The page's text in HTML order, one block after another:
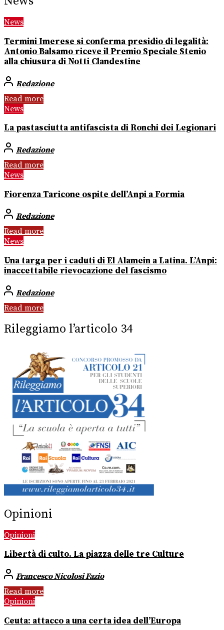
News
Termini Imerese si conferma presidio di legalità:
Antonio Balsamo riceve il Premio Speciale Stenio
alla chiusura di Notti Clandestine
Redazione
Read more
News
La pastasciutta antifascista di Ronchi dei Legionari
Redazione
Read more
News
Fiorenza Taricone ospite dell’Anpi a Formia
Redazione
Read more
News
Una targa per i caduti di El Alamein a Latina. L’Anpi:
inaccettabile rievocazione del fascismo
Redazione
Read more
Rileggiamo l’articolo 34
Opinioni
Opinioni
Libertà di culto. La piazza delle tre Culture
Francesco Nicolosi Fazio
Read more
Opinioni
Ceuta: attacco a una certa idea dell’Europa